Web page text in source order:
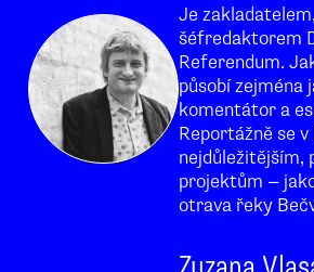
Je
šéfredaktorem
Referendum.
působí zejména
komentátor a
Reportážně se v
nejdůležitějším,
projektům —
otrava řeky